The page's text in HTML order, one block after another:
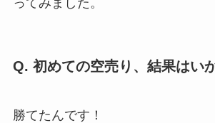
ってみました。
Q. 初めての空売り、結果はい
勝てたんです！